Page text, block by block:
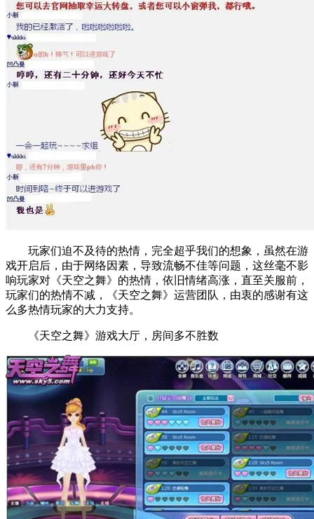
玩家们迫不及待的热情，完全超乎我们的想象，虽然在游
戏开启后，由于网络因素，导致流畅不佳等问题，这丝毫不影
响玩家对《天空之舞》的热情，依旧情绪高涨，直至关服前，
玩家们的热情不减，《天空之舞》运营团队，由衷的感谢有这
么多热情玩家的大力支持。
《天空之舞》游戏大厅，房间多不胜数